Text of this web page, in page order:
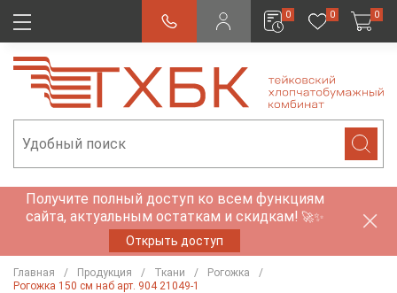
0 0 0
Получите полный доступ ко всем функциям
сайта, актуальным остаткам и скидкам! 🚀✨
Открыть доступ
Главная Продукция Ткани
Рогожка
Рогожка 150 см наб арт. 904 21049-1